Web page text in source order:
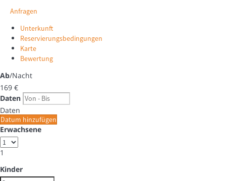
Anfragen
Unterkunft
Reservierungsbedingungen
Karte
Bewertung
Ab/Nacht
169 €
Daten
Daten
Datum hinzufügen
Erwachsene
1
Kinder